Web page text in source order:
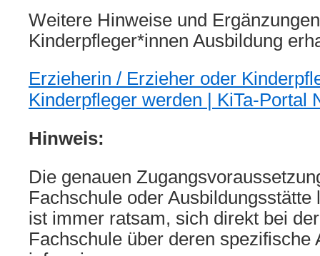
Weitere Hinweise und
Kinderpfleger*innen Ausbildung
Erzieherin / Erzieher oder
Kinderpfleger werden | KiTa-Portal
Hinweis:
Die genauen
Fachschule oder
ist immer ratsam, sich direkt bei
Fachschule über deren spezifische